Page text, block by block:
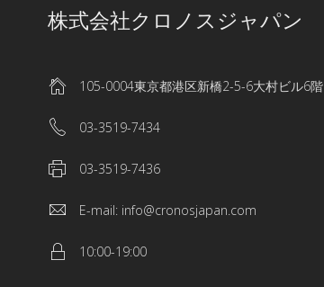
株式会社クロノスジャパン
105-0004東京都港区新橋2-5-6大村ビル6階
03-3519-7434
03-3519-7436
E-mail: info@cronosjapan.com
10:00-19:00